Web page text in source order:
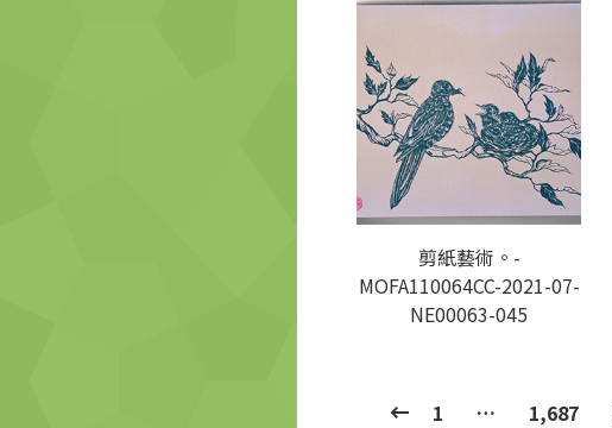
剪紙藝術。-
MOFA110064CC-2021-07-
NE00063-045
1 … 1,687